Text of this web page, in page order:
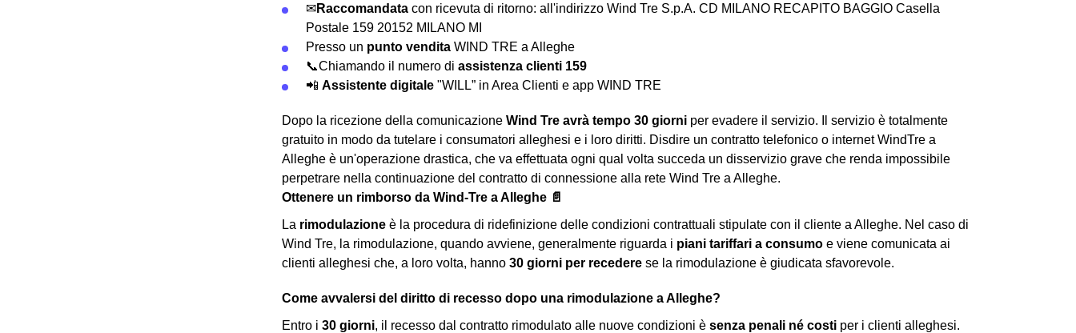
✉Raccomandata con ricevuta di ritorno: all'indirizzo Wind Tre S.p.A. CD MILANO RECAPITO BAGGIO Casella
Postale 159 20152 MILANO MI
Presso un punto vendita WIND TRE a Alleghe
📞Chiamando il numero di assistenza clienti 159
📲 Assistente digitale "WILL” in Area Clienti e app WIND TRE
Dopo la ricezione della comunicazione Wind Tre avrà tempo 30 giorni per evadere il servizio. Il servizio è totalmente
gratuito in modo da tutelare i consumatori alleghesi e i loro diritti. Disdire un contratto telefonico o internet WindTre a
Alleghe è un'operazione drastica, che va effettuata ogni qual volta succeda un disservizio grave che renda impossibile
perpetrare nella continuazione del contratto di connessione alla rete Wind Tre a Alleghe.
Ottenere un rimborso da Wind-Tre a Alleghe 📄
La rimodulazione è la procedura di ridefinizione delle condizioni contrattuali stipulate con il cliente a Alleghe. Nel caso di
Wind Tre, la rimodulazione, quando avviene, generalmente riguarda i piani tariffari a consumo e viene comunicata ai
clienti alleghesi che, a loro volta, hanno 30 giorni per recedere se la rimodulazione è giudicata sfavorevole.
Come avvalersi del diritto di recesso dopo una rimodulazione a Alleghe?
Entro i 30 giorni, il recesso dal contratto rimodulato alle nuove condizioni è senza penali né costi per i clienti alleghesi.